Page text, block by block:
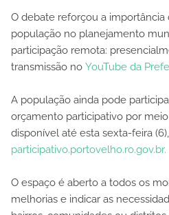
O debate reforçou a importância
população no planejamento
participação remota:
transmissão no YouTube da
A população ainda pode
orçamento participativo por
disponível até esta sexta-feira
participativo.portovelho.ro.gov.br.
O espaço é aberto a todos os
melhorias e indicar as